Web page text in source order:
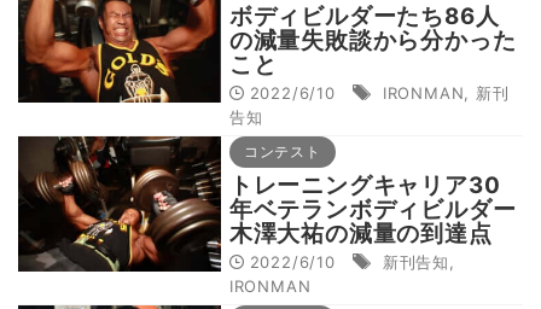
ボディビルダーたち86人
の減量失敗談から分かった
こと
2022/6/10 IRONMAN
新刊
告知
コンテスト
トレーニングキャリア30
年ベテランボディビルダー
木澤大祐の減量の到達点
2022/6/10 新刊告知
IRONMAN